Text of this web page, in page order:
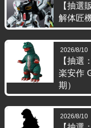
【抽選
解体匠
2026/8/10
【抽選
楽安作
期）
2026/8/10